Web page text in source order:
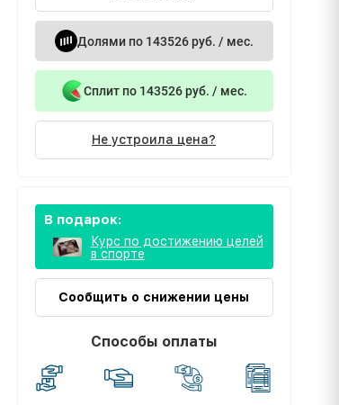
Долями по 143526 руб. / мес.
Сплит по 143526 руб. / мес.
Не устроила цена?
В подарок:
Курс по достижению целей
в спорте
Сообщить о снижении цены
Способы оплаты